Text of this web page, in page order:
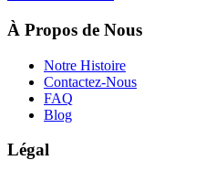
À Propos de Nous
Notre Histoire
Contactez-Nous
FAQ
Blog
Légal